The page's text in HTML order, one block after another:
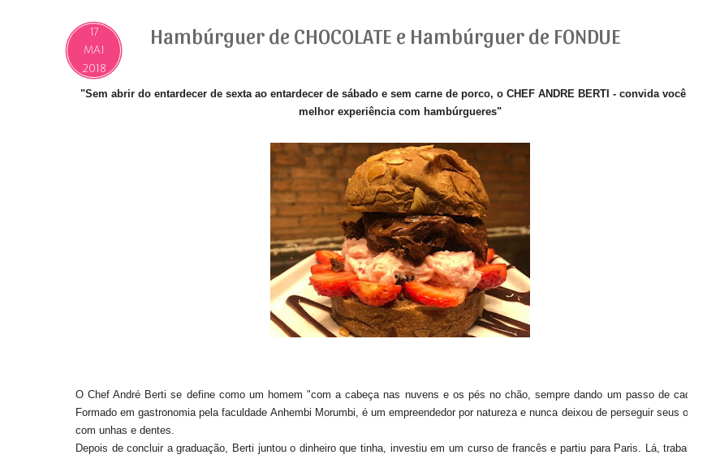
17
MAI
2018
Hambúrguer de CHOCOLATE e Hambúrguer de FONDUE
"Sem abrir do entardecer de sexta ao entardecer de sábado e sem carne de porco, o CHEF ANDRE BERTI - convida você a ter a
melhor experiência com hambúrgueres"
O Chef André Berti se define como um homem "com a cabeça nas nuvens e os pés no chão, sempre dando um passo de cada vez".
Formado em gastronomia pela faculdade Anhembi Morumbi, é um empreendedor por natureza e nunca deixou de perseguir seus objetivos
com unhas e dentes.
Depois de concluir a graduação, Berti juntou o dinheiro que tinha, investiu em um curso de francês e partiu para Paris. Lá, trabalhou em